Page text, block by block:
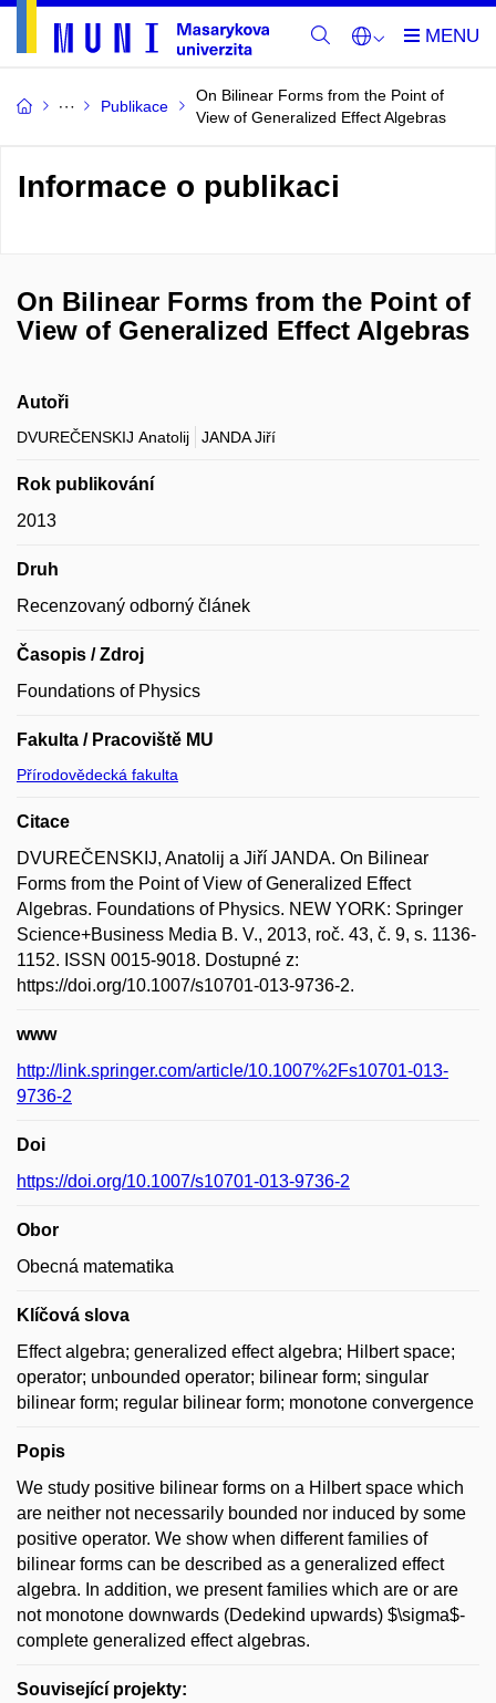
Publikace
On Bilinear Forms from the Point of
View of Generalized Effect Algebras
Informace o publikaci
On Bilinear Forms from the Point of
View of Generalized Effect Algebras
Autoři
DVUREČENSKIJ Anatolij JANDA Jiří
Rok publikování
2013
Druh
Recenzovaný odborný článek
Časopis / Zdroj
Foundations of Physics
Fakulta / Pracoviště MU
Přírodovědecká fakulta
Citace
DVUREČENSKIJ, Anatolij a Jiří JANDA. On Bilinear
Forms from the Point of View of Generalized Effect
Algebras. Foundations of Physics. NEW YORK: Springer
Science+Business Media B. V., 2013, roč. 43, č. 9, s. 1136-
1152. ISSN 0015-9018. Dostupné z:
https://doi.org/10.1007/s10701-013-9736-2.
www
http://link.springer.com/article/10.1007%2Fs10701-013-
9736-2
Doi
https://doi.org/10.1007/s10701-013-9736-2
Obor
Obecná matematika
Klíčová slova
Effect algebra; generalized effect algebra; Hilbert space;
operator; unbounded operator; bilinear form; singular
bilinear form; regular bilinear form; monotone convergence
Popis
We study positive bilinear forms on a Hilbert space which
are neither not necessarily bounded nor induced by some
positive operator. We show when different families of
bilinear forms can be described as a generalized effect
algebra. In addition, we present families which are or are
not monotone downwards (Dedekind upwards) $\sigma$-
complete generalized effect algebras.
Související projekty: